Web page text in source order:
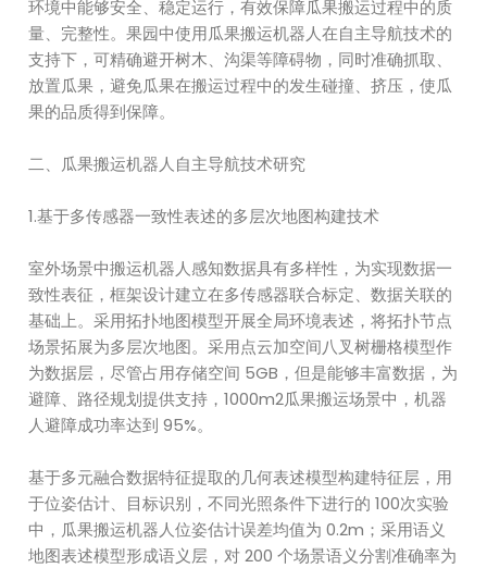
环境中能够安全、稳定运行，有效保障瓜果搬运过程中的质
量、完整性。果园中使用瓜果搬运机器人在自主导航技术的
支持下，可精确避开树木、沟渠等障碍物，同时准确抓取、
放置瓜果，避免瓜果在搬运过程中的发生碰撞、挤压，使瓜
果的品质得到保障。
二、瓜果搬运机器人自主导航技术研究
1.基于多传感器一致性表述的多层次地图构建技术
室外场景中搬运机器人感知数据具有多样性，为实现数据一
致性表征，框架设计建立在多传感器联合标定、数据关联的
基础上。采用拓扑地图模型开展全局环境表述，将拓扑节点
场景拓展为多层次地图。采用点云加空间八叉树栅格模型作
为数据层，尽管占用存储空间 5GB，但是能够丰富数据，为
避障、路径规划提供支持，1000m2瓜果搬运场景中，机器
人避障成功率达到 95%。
基于多元融合数据特征提取的几何表述模型构建特征层，用
于位姿估计、目标识别，不同光照条件下进行的 100次实验
中，瓜果搬运机器人位姿估计误差均值为 0.2m；采用语义
地图表述模型形成语义层，对 200 个场景语义分割准确率为